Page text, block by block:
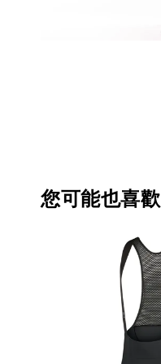
您可能也喜歡